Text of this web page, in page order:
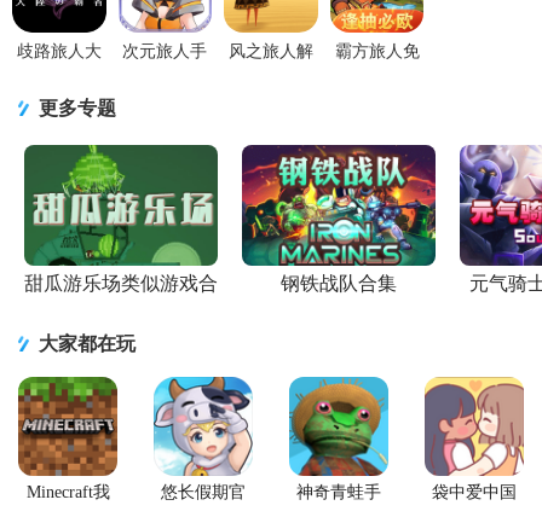
正版
歧路旅人大
版3.8.5 安卓
次元旅人手
风之旅人解
霸方旅人免
更多专题
甜瓜游乐场类似游戏合
钢铁战队合集 元气骑
大家都在玩
Minecraft我
悠长假期官
神奇青蛙手
袋中爱中国